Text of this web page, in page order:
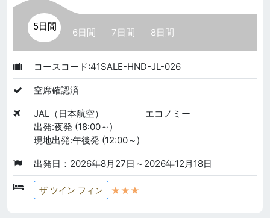
5日間
6日間 7日間 8日間
コースコード:41SALE-HND-JL-026
空席確認済
JAL（日本航空）
エコノミー
出発:夜発 (18:00～)
現地出発:午後発 (12:00～)
出発日：2026年8月27日～2026年12月18日
ザ ツイン フィン ★★★